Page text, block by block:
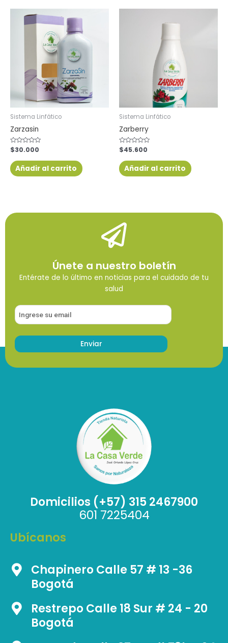
Sistema Linfático
Zarzasin
Valorado
con
de
5
$30.000
Añadir al carrito
Sistema Linfático
Zarberry
Valorado
con
de
5
$45.600
Añadir al carrito
Únete a nuestro boletín
Entérate de lo último en noticias para el cuidado de tu
salud
Domicilios (+57) 315 2467900
601 7225404
Ubícanos
Chapinero Calle 57 # 13 -36
Bogotá
Restrepo Calle 18 Sur # 24 - 20
Bogotá